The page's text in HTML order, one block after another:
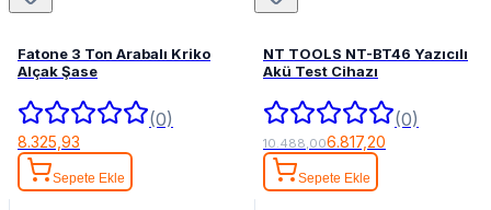
Fatone 3 Ton Arabalı Kriko
Alçak Şase
(0)
8.325,93
Sepete Ekle
NT TOOLS NT-BT46 Yazıcılı
Akü Test Cihazı
(0)
10.488,006.817,20
Sepete Ekle